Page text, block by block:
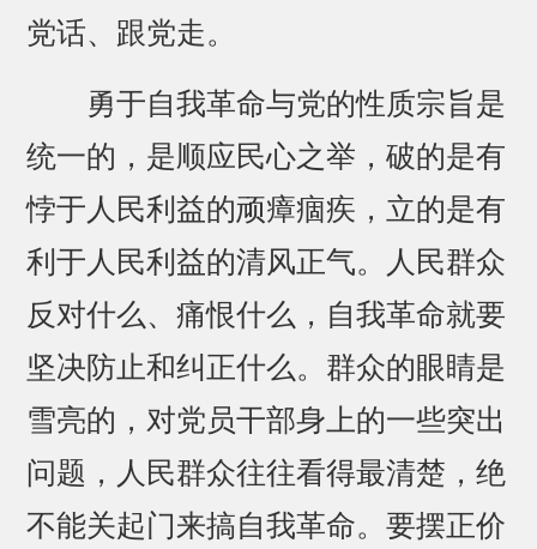
党话、跟党走。
勇于自我革命与党的性质宗旨是
统一的，是顺应民心之举，破的是有
悖于人民利益的顽瘴痼疾，立的是有
利于人民利益的清风正气。人民群众
反对什么、痛恨什么，自我革命就要
坚决防止和纠正什么。群众的眼睛是
雪亮的，对党员干部身上的一些突出
问题，人民群众往往看得最清楚，绝
不能关起门来搞自我革命。要摆正价